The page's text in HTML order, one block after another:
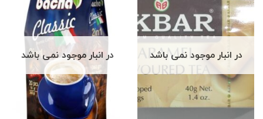
در انبار موجود نمی باشد در انبار موجود نمی باشد